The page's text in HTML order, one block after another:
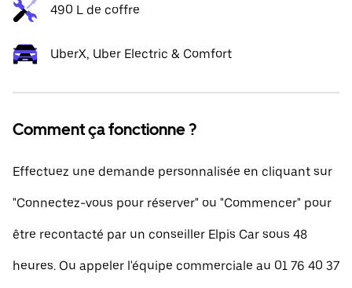
490 L de coffre
UberX, Uber Electric & Comfort
Comment ça fonctionne ?
Effectuez une demande personnalisée en cliquant sur
"Connectez-vous pour réserver" ou "Commencer" pour
être recontacté par un conseiller Elpis Car sous 48
heures. Ou appeler l'équipe commerciale au 01 76 40 37